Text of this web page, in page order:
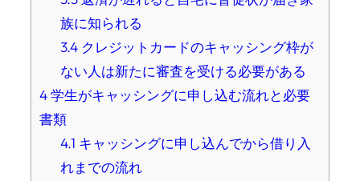
族に知られる
3.4 クレジットカードのキャッシング枠が
ない人は新たに審査を受ける必要がある
4学生がキャッシングに申し込む流れと必要
書類
4.1 キャッシングに申し込んでから借り入
れまでの流れ